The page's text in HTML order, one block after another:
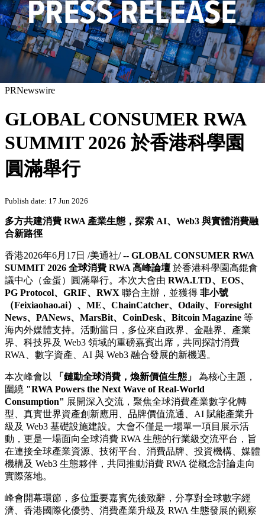
PRNewswire
GLOBAL CONSUMER RWA
SUMMIT 2026 於香港科學園
圓滿舉行
Publish date: 17 Jun 2026
多方共建消費 RWA 產業生態，探索 AI、 Web3 與實體消費融
合新路徑
香港2026年6月17日 /美通社/ -- GLOBAL CONSUMER RWA
SUMMIT 2026 全球消費 RWA 高峰論壇 於香港科學園高錕會
議中心（金蛋）圓滿舉行。本次大會由 RWA.LTD、 EOS、
PG Protocol、 GRIF、 RWX 聯合主辦，並獲得 非小號
（Feixiaohao.ai）、 ME、 ChainCatcher、 Odaily、 Foresight
News、 PANews、 MarsBit、 CoinDesk、 Bitcoin Magazine 等
海內外媒體支持。活動當日，多位來自政界、金融界、產業
界、科技界及 Web3 領域的重磅嘉賓出席，共同探討消費
RWA、數字資產、AI 與 Web3 融合發展的新機遇。
本次峰會以 「鏈動全球消費，煥新價值生態」
為核心主題，
圍繞 "RWA Powers the Next Wave of Real-World
Consumption" 展開深入交流，聚焦全球消費產業數字化轉
型、真實世界資產創新應用、品牌價值流通、AI 賦能產業升
級及 Web3 基礎設施建設。大會不僅是一場單一項目展示活
動，更是一場面向全球消費 RWA 生態的行業級交流平台，旨
在連接全球產業資源、技術平台、消費品牌、投資機構、媒體
機構及 Web3 生態夥伴，共同推動消費 RWA 從概念討論走向
實際落地。
峰會開幕環節，多位重要嘉賓先後致辭，分享對全球數字經
濟、香港國際化優勢、消費產業升級及 RWA 生態發展的觀察